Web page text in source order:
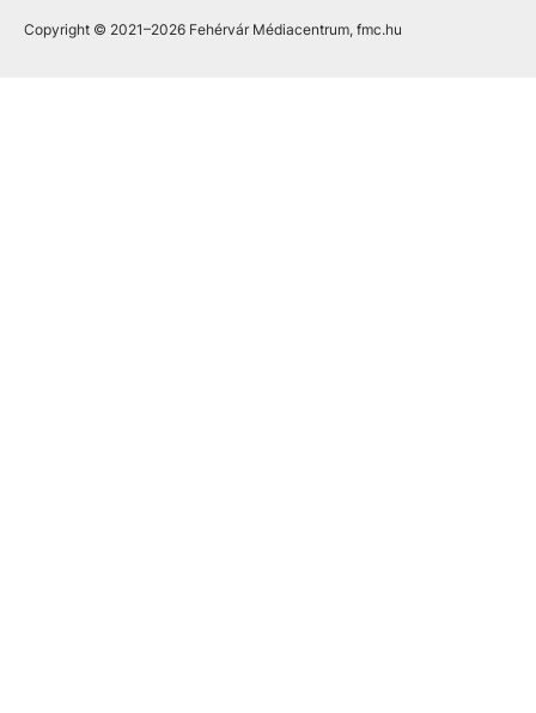
Copyright © 2021–2026 Fehérvár Médiacentrum, fmc.hu